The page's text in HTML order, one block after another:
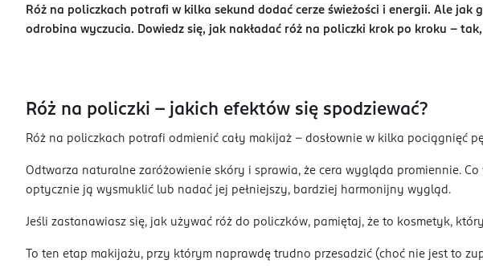
Róż na policzkach potrafi w kilka sekund dodać cerze świeżości i energii. Ale
odrobina wyczucia. Dowiedz się, jak nakładać róż na policzki krok po kroku –
Róż na policzki – jakich efektów się spodziewać?
Róż na policzkach potrafi odmienić cały makijaż – dosłownie w kilka pociągnięć
Odtwarza naturalne zaróżowienie skóry i sprawia, że cera wygląda promiennie.
optycznie ją wysmuklić lub nadać jej pełniejszy, bardziej harmonijny wygląd.
Jeśli zastanawiasz się, jak używać róż do policzków, pamiętaj, że to kosmetyk,
To ten etap makijażu, przy którym naprawdę trudno przesadzić (choć nie jest to